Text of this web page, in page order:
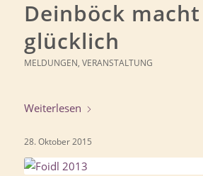
Deinböck macht
glücklich
MELDUNGEN, VERANSTALTUNG
Weiterlesen
28. Oktober 2015